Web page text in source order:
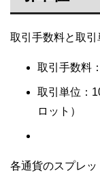
取引手数料と取引
取引手数料
取引単位：
ロット）
各通貨のスプレッ